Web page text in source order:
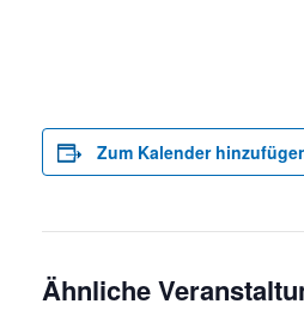
Zum Kalender
Ähnliche